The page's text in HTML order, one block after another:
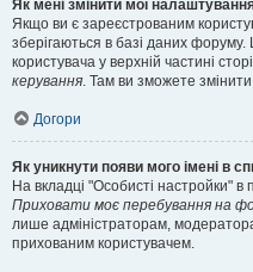
Як мені змінити мої
Якщо ви є зареєстрованим
зберігаються в базі даних форуму.
користувача у верхній частині
керування. Там ви зможете
Догори
Як уникнути появи мого імені в
На вкладці "Особисті настройки"
Приховати моє перебування на
лише адміністраторам,
прихованим користувачем.